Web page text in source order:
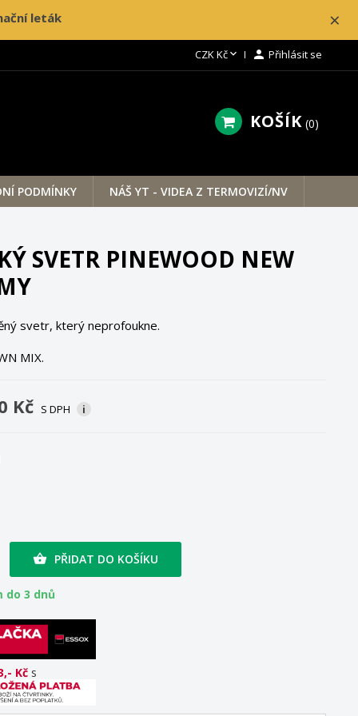
×
leták
CZK Kč  Přihlásit se
KOŠÍK 0
PODMÍNKY NÁŠ YT - VIDEA Z TERMOVIZÍ/NV
SVETR PINEWOOD NEW
svetr, který neprofoukne.
MIX.
Kč S DPH i
 PŘIDAT DO KOŠÍKU
do 3 dnů
Kč s